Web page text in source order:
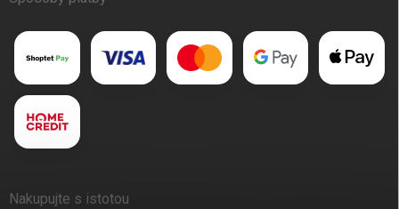
Nakupujte s istotou